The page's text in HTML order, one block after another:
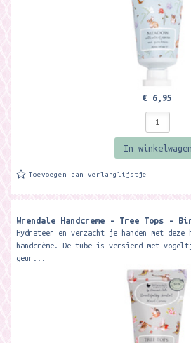
€ 6,95
In winkelwagen
Toevoegen aan verlanglijstje
Wrendale Handcreme - Tree Tops -
Hydrateer en verzacht je handen met
handcrème. De tube is versierd met
geur...